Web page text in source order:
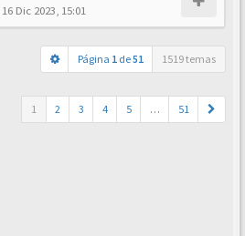
16 Dic 2023, 15:01
Página 1 de51 1519 temas
1 2 3 4 5 … 51